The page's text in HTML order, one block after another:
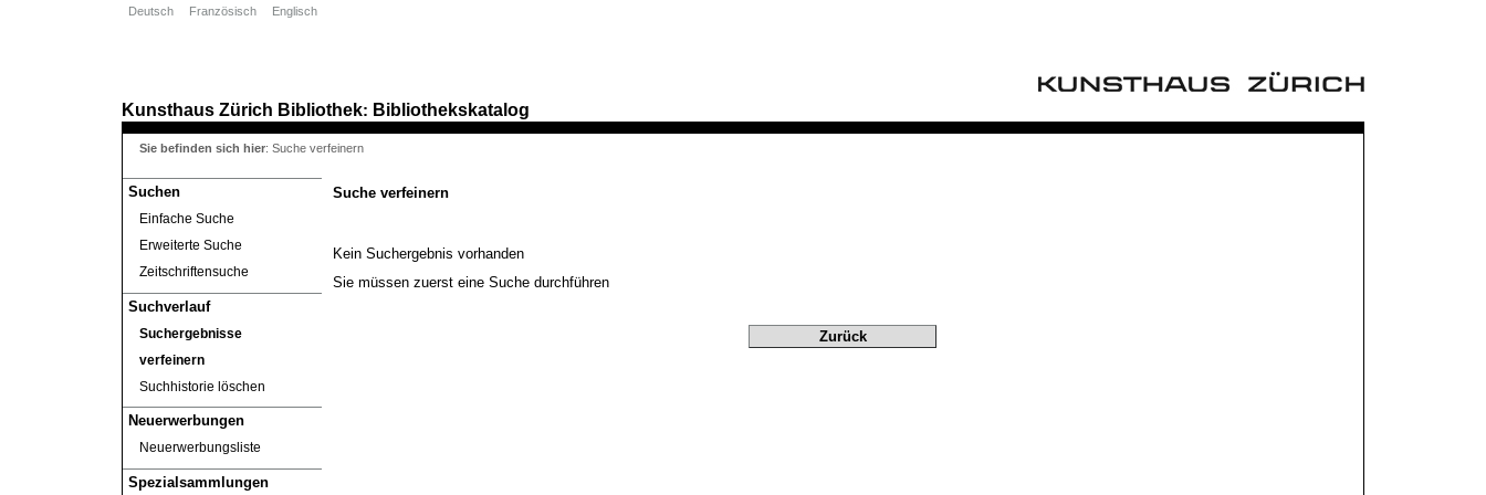
Kunsthaus Zürich Bibliothek: Bibliothekskatalog
Suchen
Einfache Suche
Erweiterte Suche
Zeitschriftensuche
Suchverlauf
Suchergebnisse
verfeinern
Suchhistorie löschen
Neuerwerbungen
Neuerwerbungsliste
Spezialsammlungen
Deutsch Französisch Englisch
Sie befinden sich hier: Suche verfeinern
Suche verfeinern
Kein Suchergebnis vorhanden
Sie müssen zuerst eine Suche durchführen